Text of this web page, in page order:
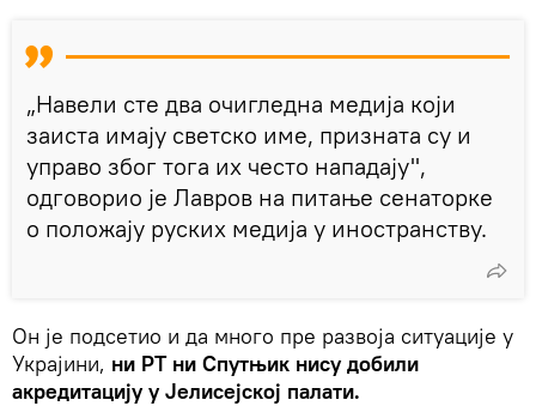
„Навели сте два очигледна медија који
заиста имају светско име, призната су и
управо због тога их често нападају",
одговорио је Лавров на питање сенаторке
о положају руских медија у иностранству.
Он је подсетио и да много пре развоја ситуације у
Украјини, ни РТ ни Спутњик нису добили
акредитацију у Јелисејској палати.